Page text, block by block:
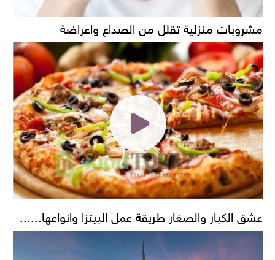
مشروبات منزلية تقلل من الصداع واعراضة
عشق الكبار والصغار طريقة عمل البيتزا وانواعها......